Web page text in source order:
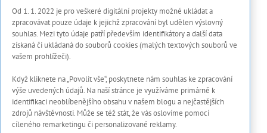
🏆 Reference
Prohlášení s použití cookies
Zásady ochrany osobních dat a dalších zpracovávaných údajů
Marketing Meter
Onboarding proces
Kontakty
Od 1. 1. 2022 je pro veškeré digitální projekty možné ukládat a
zpracovávat pouze údaje k jejichž zpracování byl udělen výslovný
souhlas. Mezi tyto údaje patří především identifikátory a další data
získaná či ukládaná do souborů cookies (malých textových souborů ve
vašem prohlížeči).
Když kliknete na „Povolit vše“, poskytnete nám souhlas ke zpracování
výše uvedených údajů. Na naší stránce je využíváme primárně k
identifikaci neoblíbenějšího obsahu v našem blogu a nejčastějších
zdrojů návštěvnosti. Může se též stát, že vás oslovíme pomocí
cíleného remarketingu či personalizované reklamy.